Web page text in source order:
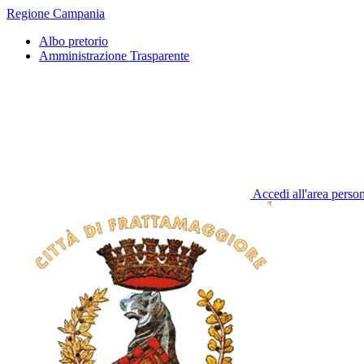
Regione Campania
Albo pretorio
Amministrazione Trasparente
Accedi all'area